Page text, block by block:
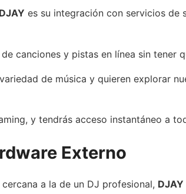
DJAY es su integración con servicios de
canciones y pistas en línea sin tener
de música y quieren explorar
y tendrás acceso instantáneo a
Externo
a la de un DJ profesional, DJAY